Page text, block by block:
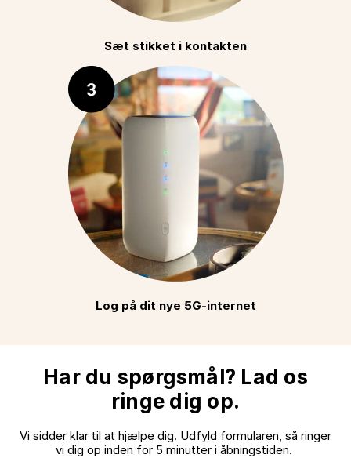
Sæt stikket i kontakten
Log på dit nye 5G-internet
Har du spørgsmål? Lad os
ringe dig op.
Vi sidder klar til at hjælpe dig. Udfyld formularen, så ringer
vi dig op inden for 5 minutter i åbningstiden.